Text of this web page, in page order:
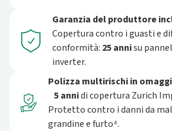
Garanzia del produttore
Copertura contro i guasti e
conformità: 25 annisu
inverter.
Polizza multirischi in
5 annidi copertura Zurich
Protetto contro i danni da
grandine e furto⁴.